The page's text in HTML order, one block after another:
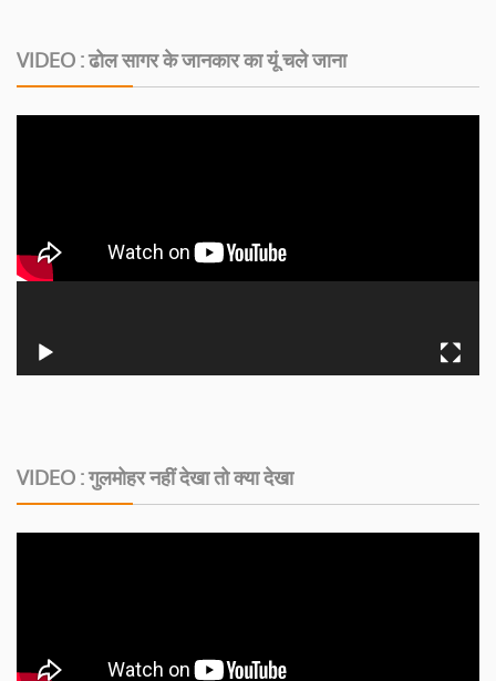
VIDEO : ढोल सागर के जानकार का यूं चले जाना
VIDEO : गुलमोहर नहीं देखा तो क्या देखा